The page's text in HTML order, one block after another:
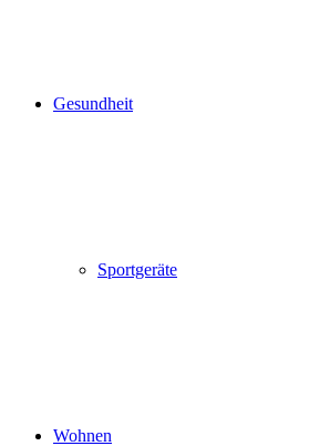
Gesundheit
Sportgeräte
Wohnen